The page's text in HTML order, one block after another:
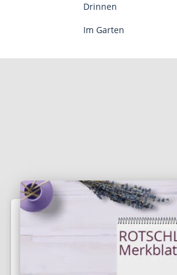
Drinnen
Im Garten